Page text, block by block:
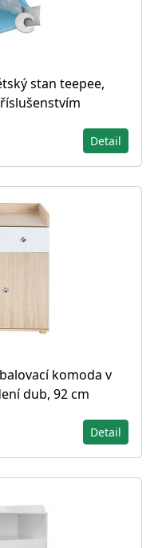
stan teepee,
Detail
komoda v
dub, 92 cm
Detail